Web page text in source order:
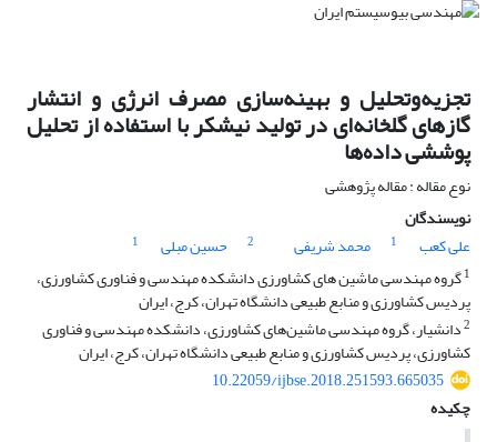
تجزیه‌وتحلیل و بهینه‌سازی مصرف انرژی و انتشار
گازهای گلخانه‌ای در تولید نیشکر با استفاده از تحلیل
پوششی داده‌ها
نوع مقاله : مقاله پژوهشی
نویسندگان
علی کعب
1 محمد شریفی 2 حسین مبلی
1
1گروه مهندسی ماشین های کشاورزی دانشکده مهندسی و فناوری کشاورزی،
پردیس کشاورزی و منابع طبیعی دانشگاه تهران، کرج، ایران
2دانشیار، گروه مهندسی ماشین‌های کشاورزی، دانشکده مهندسی و فناوری
کشاورزی، پردیس کشاورزی و منابع طبیعی دانشگاه تهران، کرج، ایران
10.22059/ijbse.2018.251593.665035
چکیده